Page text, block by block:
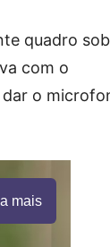
quadro
com o
o
mais